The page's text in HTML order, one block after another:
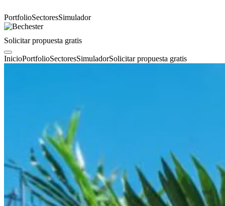
PortfolioSectoresSimulador
Solicitar propuesta gratis
InicioPortfolioSectoresSimuladorSolicitar propuesta gratis